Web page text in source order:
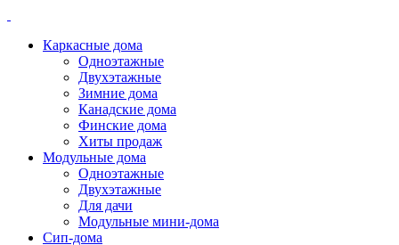
Каркасные дома
Одноэтажные
Двухэтажные
Зимние дома
Канадские дома
Финские дома
Хиты продаж
Модульные дома
Одноэтажные
Двухэтажные
Для дачи
Модульные мини-дома
Сип-дома